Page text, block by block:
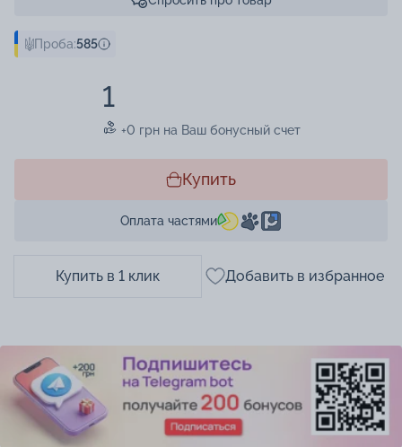
Проба:585
1
+0 грн на Ваш бонусный счет
Купить
Оплата частями
Купить в 1 клик Добавить в избранное